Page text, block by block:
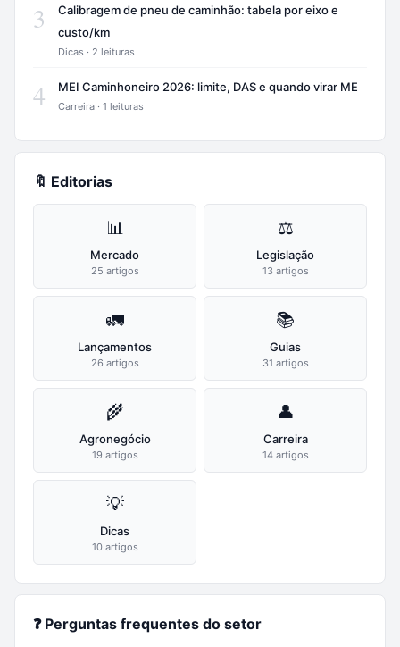
3
Calibragem de pneu de caminhão: tabela por eixo e
custo/km
Dicas · 2 leituras
4 MEI Caminhoneiro 2026: limite, DAS e quando virar ME
Carreira · 1 leituras
🔖 Editorias
📊
Mercado
25 artigos
⚖️
Legislação
13 artigos
🚛
Lançamentos
26 artigos
📚
Guias
31 artigos
🌾
Agronegócio
19 artigos
👤
Carreira
14 artigos
💡
Dicas
10 artigos
❓ Perguntas frequentes do setor